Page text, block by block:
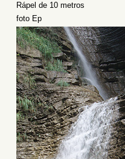
Rápel de 10 metros
foto Ep